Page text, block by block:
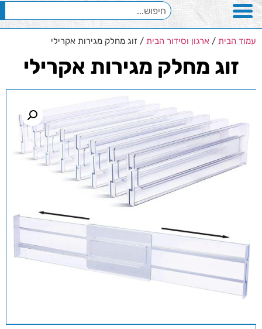
עמוד הבית / ארגון וסידור הבית / זוג מחלק מגירות אקרילי
זוג מחלק מגירות אקרילי